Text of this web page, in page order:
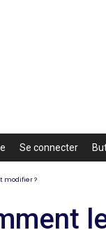
Se connecter
modifier ?